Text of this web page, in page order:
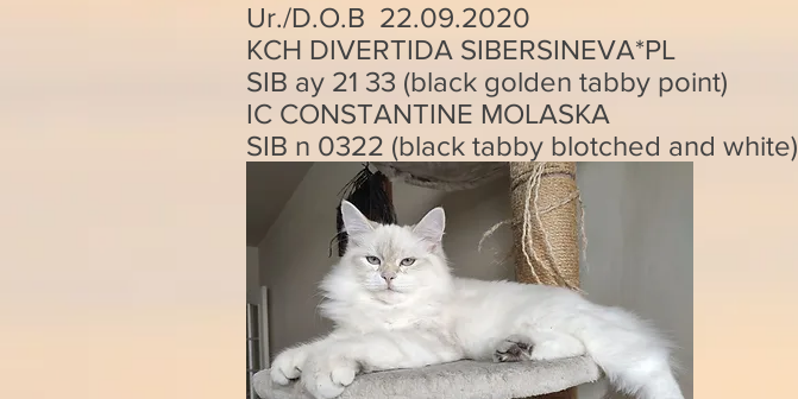
Ur./D.O.B 22.09.2020
KCH DIVERTIDA SIBERSINEVA*PL
SIB ay 21 33 (black golden tabby point)
IC CONSTANTINE MOLASKA
SIB n 0322 (black tabby blotched and white)